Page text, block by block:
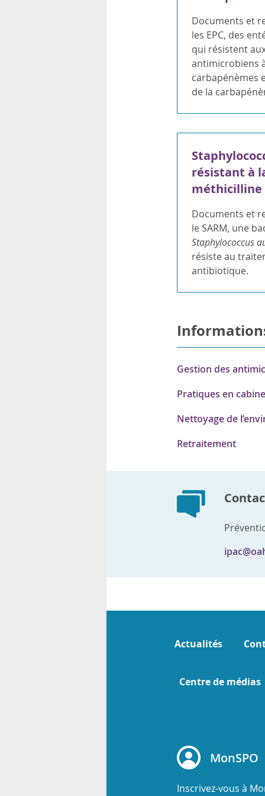
Documents et
les EPC, des
qui résistent
antimicrobiens
carbapénèmes
de la
résistant à
méthicilline
Documents et
le SARM, une
Staphylococcus
résiste au
antibiotique.
Gestion des
Pratiques en
Nettoyage de
Retraitement
Actualités
Centre de médias
MonSPO
Inscrivez-vous à